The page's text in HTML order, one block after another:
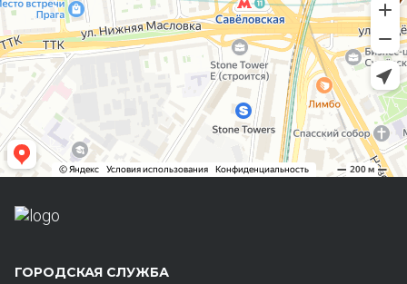
ГОРОДСКАЯ СЛУЖБА